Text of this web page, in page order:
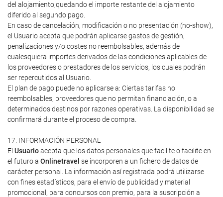
del alojamiento,quedando el importe restante del alojamiento
diferido al segundo pago.
En caso de cancelación, modificación o no presentación (no-show),
el Usuario acepta que podrán aplicarse gastos de gestión,
penalizaciones y/o costes no reembolsables, además de
cualesquiera importes derivados de las condiciones aplicables de
los proveedores o prestadores de los servicios, los cuales podrán
ser repercutidos al Usuario.
El plan de pago puede no aplicarse a: Ciertas tarifas no
reembolsables, proveedores que no permitan financiación, o a
determinados destinos por razones operativas. La disponibilidad se
confirmará durante el proceso de compra.
17. INFORMACIÓN PERSONAL
El Usuarioacepta que los datos personales que facilite o facilite en
el futuro a Onlinetravel se incorporen a un fichero de datos de
carácter personal. La información así registrada podrá utilizarse
con fines estadísticos, para el envío de publicidad y material
promocional, para concursos con premio, para la suscripción a